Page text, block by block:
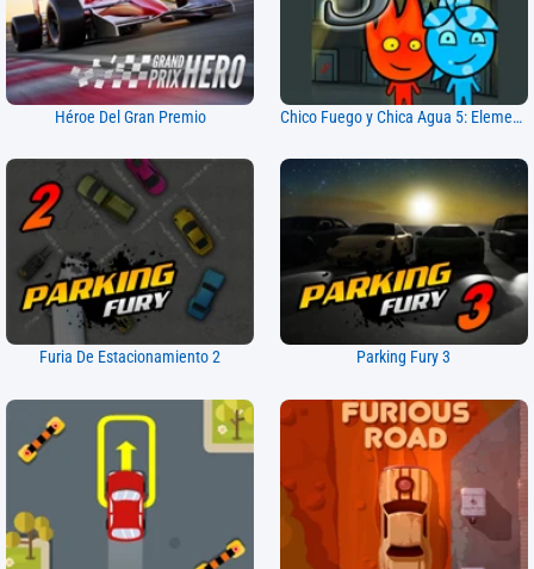
Héroe Del Gran Premio Chico Fuego y Chica Agua 5: Elementos
Furia De Estacionamiento 2 Parking Fury 3